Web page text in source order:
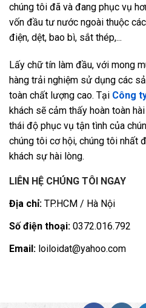
chúng tôi đã và đang phục vụ
vốn đầu tư nước ngoài thuộc
điện, dệt, bao bì, sắt thép,...
Lấy chữ tín làm đầu, với mong
hàng trải nghiệm sử dụng các
toàn chất lượng cao. Tại Công
khách sẽ cảm thấy hoàn toàn
thái độ phục vụ tận tình của
chúng tôi cơ hội, chúng tôi nhất
khách sự hài lòng.
LIÊN HỆ CHÚNG TÔI NGAY
Địa chỉ: TP.HCM / Hà Nội
Số điện thoại: 0372.016.792
Email: loiloidat@yahoo.com